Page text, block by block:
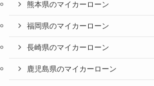
熊本県のマイカーローン
福岡県のマイカーローン
長崎県のマイカーローン
鹿児島県のマイカーローン